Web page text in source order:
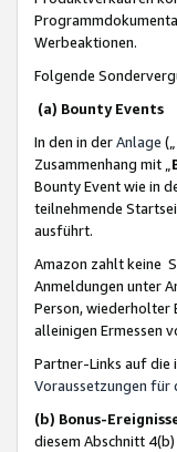
Werbeaktionen.
Folgende
(a) Bounty Events
In den in derAnlage („
Zusammenhang mit „
Bounty Event wie in
teilnehmende
ausführt.
Amazon zahlt keine
Anmeldungen unter
Person, wiederholter
alleinigen Ermessen
Partner-Links auf die
Voraussetzungen für
(b) Bonus-
diesem Abschnitt